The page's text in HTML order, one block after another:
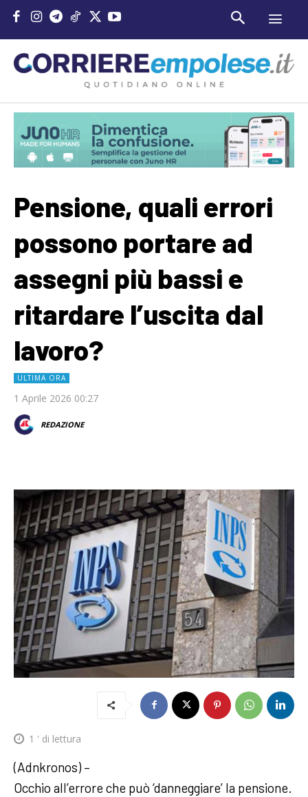
Pensione, quali errori
possono portare ad
assegni più bassi e
ritardare l’uscita dal
lavoro?
ULTIMA ORA
1 Aprile 2026 00:27
REDAZIONE
1 ' di lettura
(Adnkronos) –
Occhio all’errore che può ‘danneggiare’ la pensione.